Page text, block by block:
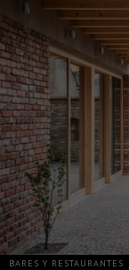
BARES Y RESTAURANTES